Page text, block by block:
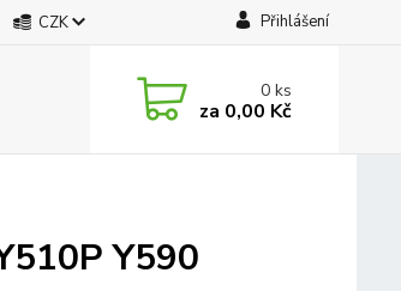
CZK Přihlášení
0ks
za 0,00 Kč
Y590